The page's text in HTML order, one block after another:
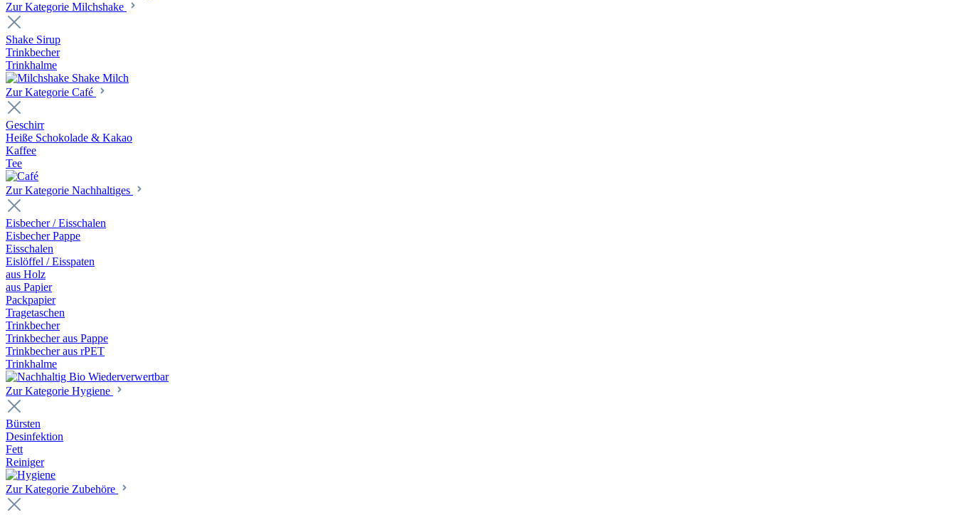
Zur Kategorie Milchshake
Shake Sirup
Trinkbecher
Trinkhalme
Zur Kategorie Café
Geschirr
Heiße Schokolade & Kakao
Kaffee
Tee
Zur Kategorie Nachhaltiges
Eisbecher / Eisschalen
Eisbecher Pappe
Eisschalen
Eislöffel / Eisspaten
aus Holz
aus Papier
Packpapier
Tragetaschen
Trinkbecher
Trinkbecher aus Pappe
Trinkbecher aus rPET
Trinkhalme
Zur Kategorie Hygiene
Bürsten
Desinfektion
Fett
Reiniger
Zur Kategorie Zubehöre